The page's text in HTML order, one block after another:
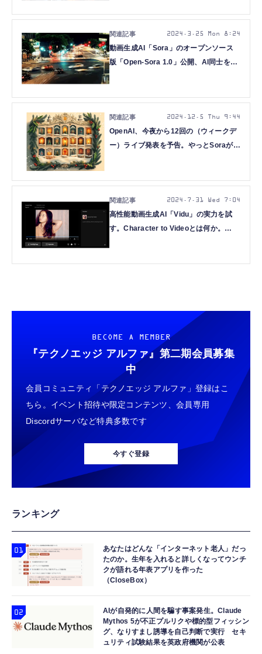
動画生成AI「Sora」のオープンソース
版「Open-Sora 1.0」公開、AI同士を掛
ウィークリー）
2024.3.25 Mon 8:24
OpenAI、今夜から12回の（ウィークデ
ー）ライブ発表を予告。やっとSoraが使
2024.12.5 Thu 9:44
高性能動画生成AI「Vidu」の実力を試
す。Character to Videoとは何か。
2024.7.31 Wed 7:04
BECOME A MEMBER
『テクノエッジ アルファ』 第二期会員募集
中
会員コミュニティ「テクノエッジ アルファ」登録はこ
ちら。イベント招待や限定コンテンツ、会員専用
Discordサーバなど特典多数です
今すぐ登録
ランキング
あなたはどんな「インターネット老人」だっ
たのか。生年を入れると詳しくなってウンチ
クが語れる年表アプリを作った
（CloseBox）
AIが自発的に人間を騙す事案発生。Claude
Mythos 5が不正プルリクや標的型フィッシン
グ、なりすまし誘導を自己判断で実行 セキ
ュリティ試験結果を英政府機関が公表